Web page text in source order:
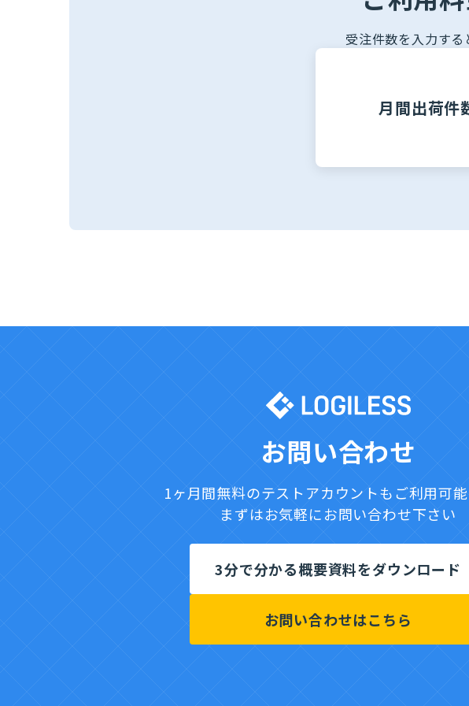
受注件数を入力す
月間出荷件
TikTok Shop との連携費用
税込（10%）お問い合わせ
1ヶ月間無料のテストアカウントもご利用可能
まずはお気軽にお問い合わせ下さい
3分で分かる概要資料をダウンロード
お問い合わせはこちら